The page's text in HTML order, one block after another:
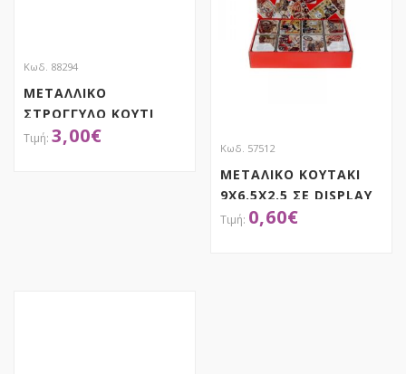
Κωδ. 88294
ΜΕΤΑΛΛΙΚΟ
ΣΤΡΟΓΓΥΛΟ ΚΟΥΤΙ
HALLOWEEN
3,00€
Κωδ. 57512
ΜΕΤΑΛΙΚΟ ΚΟΥΤΑΚΙ
9Χ6.5Χ2.5 ΣΕ DISPLAY
KOYTI0,60€